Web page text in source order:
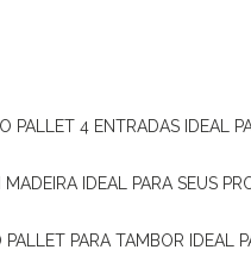
PALLET 4 ENTRADAS IDEAL
IDEAL PARA SEUS
PALLET PARA TAMBOR IDEAL